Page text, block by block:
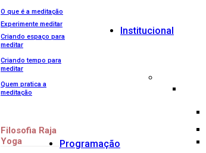
O que é a meditação
Experimente meditar
Criando espaço para
meditar
Criando tempo para
meditar
Quem pratica a
meditação
Filosofia Raja
Yoga
Programação
Institucional